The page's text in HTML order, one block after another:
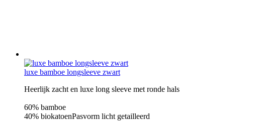
luxe bamboe longsleeve zwart
Heerlijk zacht en luxe long sleeve met ronde hals
60% bamboe
40% biokatoenPasvorm licht getailleerd